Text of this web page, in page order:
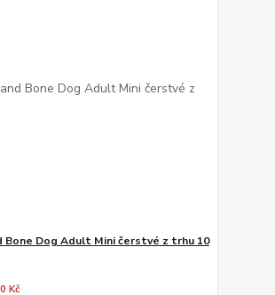
Bone Dog Adult Mini čerstvé z trhu 10
Kč